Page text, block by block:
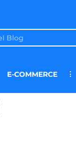
E-COMMERCE